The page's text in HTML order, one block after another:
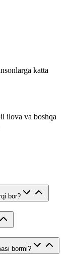
katta
ilova va boshqa
bor?
bormi?